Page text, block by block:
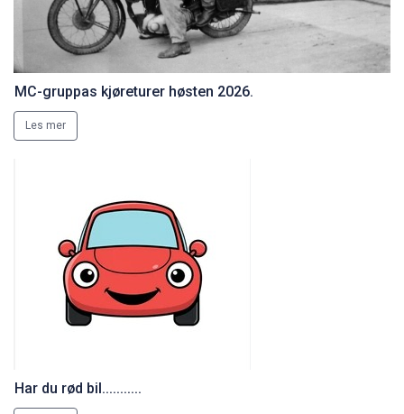
MC-gruppas kjøreturer høsten 2026.
Les mer
Har du rød bil...........